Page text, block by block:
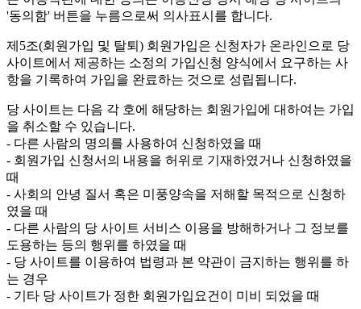
'동의함' 버튼을 누름으로써 의사표시를 합니다.
제5조(회원가입 및 탈퇴) 회원가입은 신청자가 온라인으로 당
사이트에서 제공하는 소정의 가입신청 양식에서 요구하는 사
항을 기록하여 가입을 완료하는 것으로 성립됩니다.
당 사이트는 다음 각 호에 해당하는 회원가입에 대하여는 가입
을 취소할 수 있습니다.
- 다른 사람의 명의를 사용하여 신청하였을 때
- 회원가입 신청서의 내용을 허위로 기재하였거나 신청하였을
때
- 사회의 안녕 질서 혹은 미풍양속을 저해할 목적으로 신청하
였을 때
- 다른 사람의 당 사이트 서비스 이용을 방해하거나 그 정보를
도용하는 등의 행위를 하였을 때
- 당 사이트를 이용하여 법령과 본 약관이 금지하는 행위를 하
는 경우
- 기타 당 사이트가 정한 회원가입요건이 미비 되었을 때